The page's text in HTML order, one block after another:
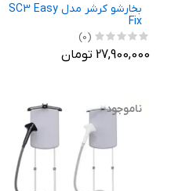
بخارشو کرشر مدل SC3 Easy
Fix
(0)
27,900,000 تومان
ناموجود